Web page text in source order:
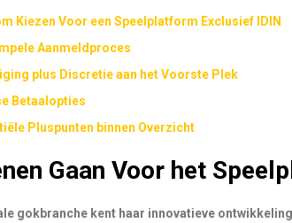
Kiezen Voor een Speelplatform Exclusief IDIN
Aanmeldproces
plus Discretie aan het Voorste Plek
Betaalopties
Pluspunten binnen Overzicht
Gaan Voor het
gokbranche kent haar innovatieve